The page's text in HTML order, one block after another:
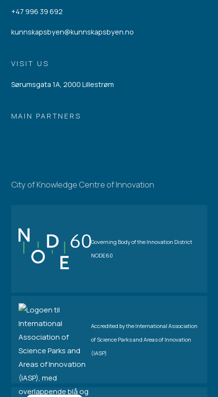
+47 996 39 692
kunnskapsbyen@kunnskapsbyen.no
VISIT US
Sørumsgata 1A, 2000 Lillestrøm
MAIN PARTNERS
City of Knowledge Centre of Innovation
Governing Body of the Innovation District
NODE60
Accredited by the International Association
of Science Parks and Areas of Innovation
(IASP)